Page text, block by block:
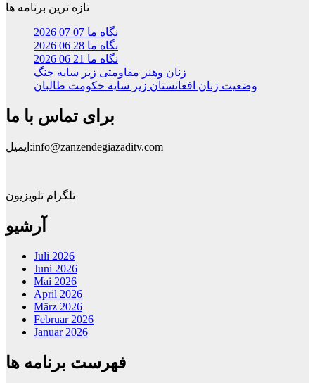
تازه ترین برنامه ها
نگاه ما 07 07 2026
نگاه ما 28 06 2026
نگاه ما 21 06 2026
زنان وهنر مقاومتی زیر سایه جنگ
وضعیت زنان افغانستان زیر سایه حکومت طالبان
برای تماس با ما
ایمیل:info@zanzendegiazaditv.com
تلگرام تلویزیون
آرشیو
Juli 2026
Juni 2026
Mai 2026
April 2026
März 2026
Februar 2026
Januar 2026
فهرست برنامه ها